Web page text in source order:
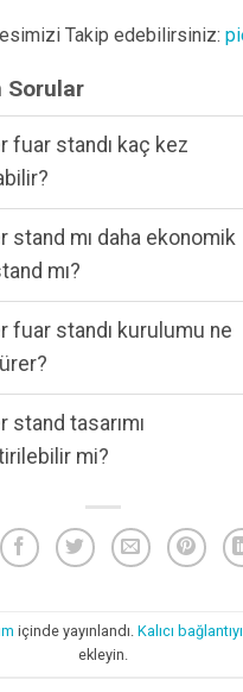
Takip edebilirsiniz:
Sorular
fuar standı kaç kez
stand mı daha ekonomik
mı?
fuar standı kurulumu ne
stand tasarımı
mi?
içinde yayınlandı. Kalıcı bağlantıyı
ekleyin.